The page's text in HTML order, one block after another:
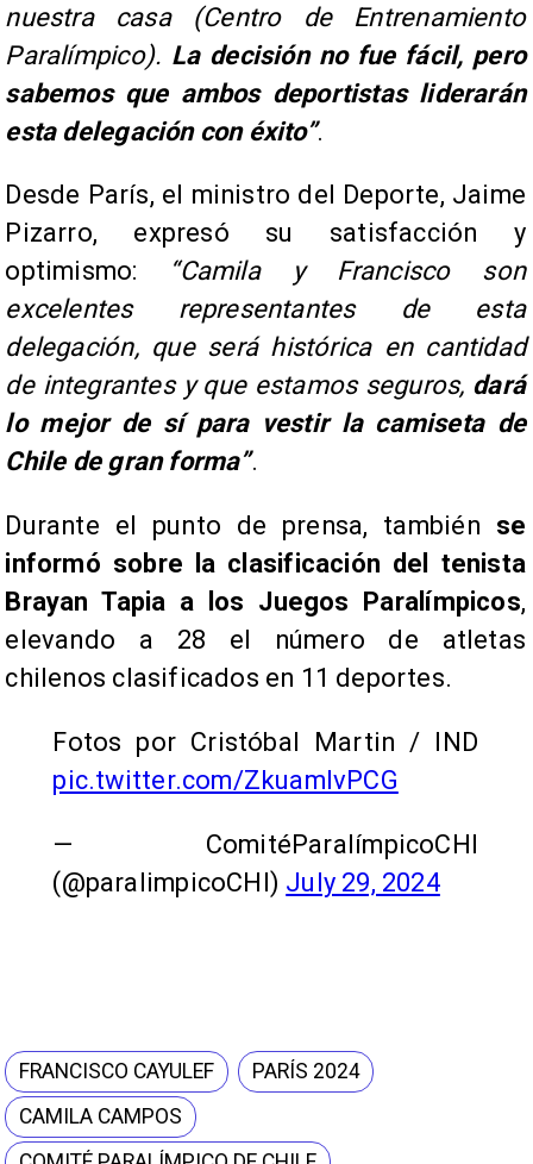
nuestra casa (Centro de Entrenamiento
Paralímpico). La decisión no fue fácil, pero
sabemos que ambos deportistas liderarán
esta delegación con éxito”.
Desde París, el ministro del Deporte, Jaime
Pizarro, expresó su satisfacción y
optimismo:
“Camila y Francisco son
excelentes representantes de esta
delegación, que será histórica en cantidad
de integrantes y que estamos seguros, dará
lo mejor de sí para vestir la camiseta de
Chile de gran forma”.
Durante el punto de prensa, también se
informó sobre la clasificación del tenista
Brayan Tapia a los Juegos Paralímpicos,
elevando a 28 el número de atletas
chilenos clasificados en 11 deportes.
Fotos por Cristóbal Martin / IND
pic.twitter.com/ZkuamIvPCG
— ComitéParalímpicoCHI
(@paralimpicoCHI) July 29, 2024
FRANCISCO CAYULEF
PARÍS 2024
CAMILA CAMPOS